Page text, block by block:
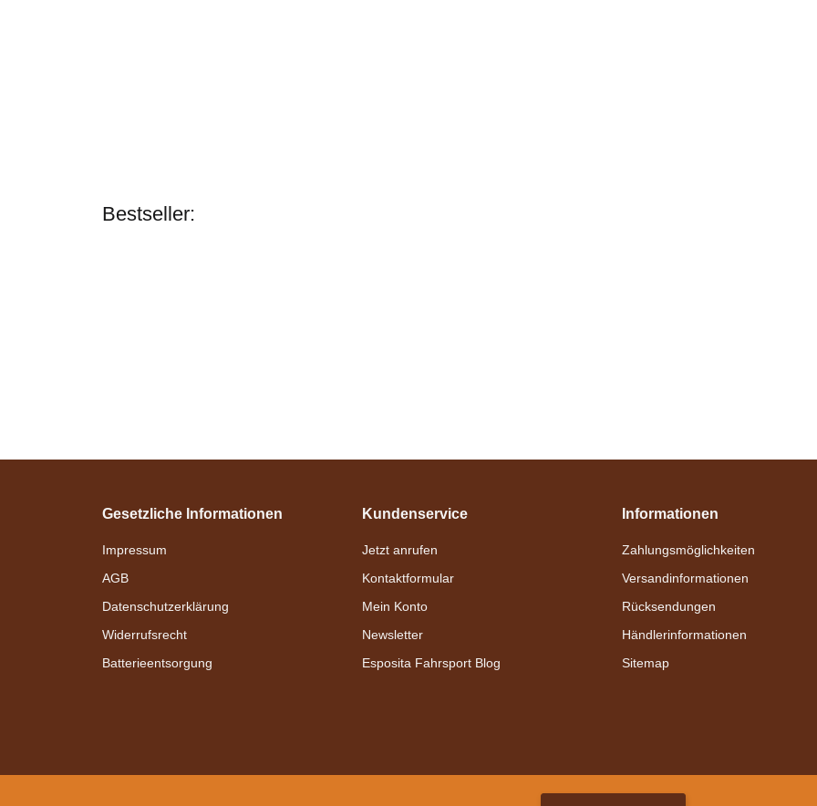
Bestseller:
Bestseller
Gesetzliche Informationen
Impressum
AGB
Datenschutzerklärung
Widerrufsrecht
Batterieentsorgung
Kundenservice
Jetzt anrufen
Kontaktformular
Mein Konto
Newsletter
Esposita Fahrsport Blog
Informationen
Zahlungsmöglichkeiten
Versandinformationen
Rücksendungen
Händlerinformationen
Sitemap